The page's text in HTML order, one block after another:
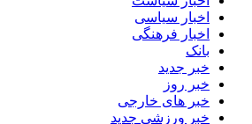
اخبار سیاسی
اخبار فرهنگی
بانک
خبر جدید
خبر روز
خبر های خارجی
خبر ورزشی جدید